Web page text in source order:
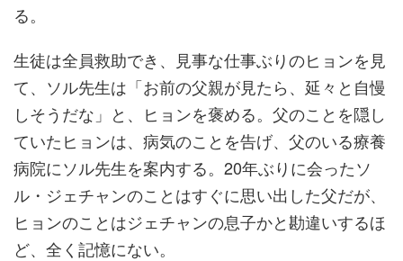
る。
生徒は全員救助でき、見事な仕事ぶりのヒョンを見
て、ソル先生は「お前の父親が見たら、延々と自慢
しそうだな」と、ヒョンを褒める。父のことを隠し
ていたヒョンは、病気のことを告げ、父のいる療養
病院にソル先生を案内する。20年ぶりに会ったソ
ル・ジェチャンのことはすぐに思い出した父だが、
ヒョンのことはジェチャンの息子かと勘違いするほ
ど、全く記憶にない。